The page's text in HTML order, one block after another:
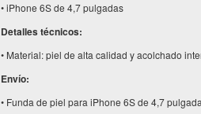
• iPhone 6S de 4,7 pulgadas
Detalles técnicos:
• Material: piel de alta calidad y acolchado
Envío:
• Funda de piel para iPhone 6S de 4,7